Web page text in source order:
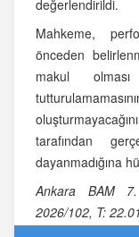
değerlendirildi.
Mahkeme,
önceden
makul
tarafından
dayanmadığına
Ankara BAM
2026/102, T: